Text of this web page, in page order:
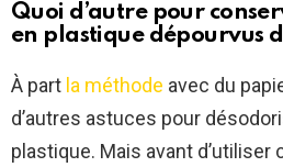
Quoi d’autre pour
en plastique dépourvus
À part la méthode avec du
d’autres astuces pour
plastique. Mais avant d’utiliser